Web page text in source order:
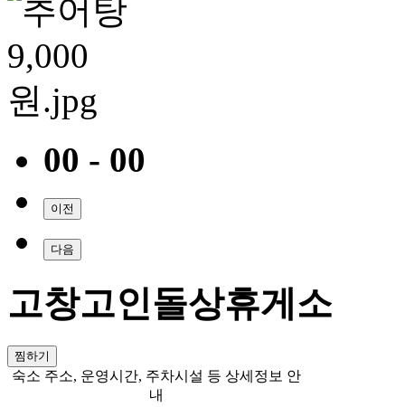
00 - 00
이전
다음
고창고인돌상휴게소
찜하기
숙소 주소, 운영시간, 주차시설 등 상세정보 안
내